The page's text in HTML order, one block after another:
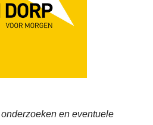
en eventuele